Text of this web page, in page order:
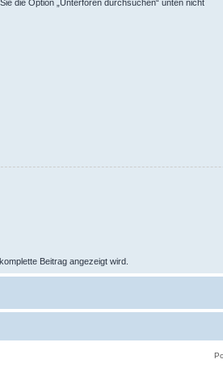
die Option „Unterforen durchsuchen“ unten nicht
Beitrag angezeigt wird.